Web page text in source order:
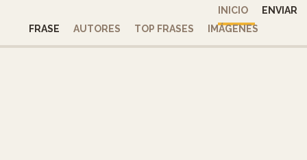
INICIO
ENVIAR
FRASE
AUTORES TOP FRASES IMÁGENES